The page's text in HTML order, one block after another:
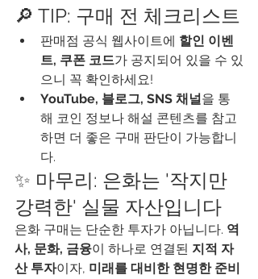
🔎 TIP: 구매 전 체크리스트
판매점 공식 웹사이트에 할인 이벤
트, 쿠폰 코드가 공지되어 있을 수 있
으니 꼭 확인하세요!
YouTube, 블로그, SNS 채널을 통
해 코인 정보나 해설 콘텐츠를 참고
하면 더 좋은 구매 판단이 가능합니
다.
✨ 마무리: 은화는 '작지만
강력한' 실물 자산입니다
은화 구매는 단순한 투자가 아닙니다. 역
사, 문화, 금융이 하나로 연결된 지적 자
산 투자이자, 미래를 대비한 현명한 준비